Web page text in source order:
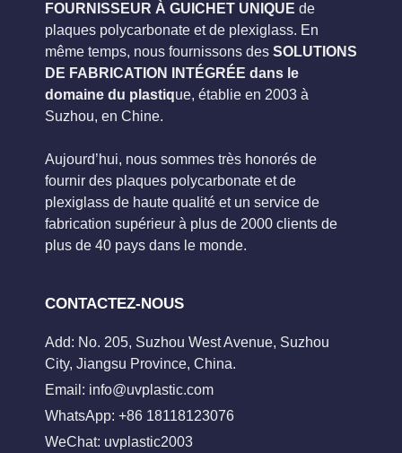
FOURNISSEUR À GUICHET UNIQUE de
plaques polycarbonate et de plexiglass. En
même temps, nous fournissons des SOLUTIONS
DE FABRICATION INTÉGRÉE dans le
domaine du plastique, établie en 2003 à
Suzhou, en Chine.
Aujourd’hui, nous sommes très honorés de
fournir des plaques polycarbonate et de
plexiglass de haute qualité et un service de
fabrication supérieur à plus de 2000 clients de
plus de 40 pays dans le monde.
CONTACTEZ-NOUS
Add: No. 205, Suzhou West Avenue, Suzhou
City, Jiangsu Province, China.
Email: info@uvplastic.com
WhatsApp: +86 18118123076
WeChat: uvplastic2003